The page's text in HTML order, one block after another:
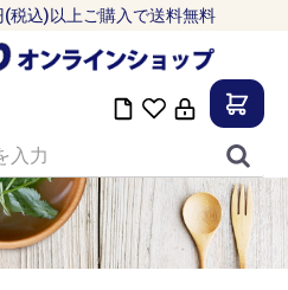
税込)以上ご購入で送料無料